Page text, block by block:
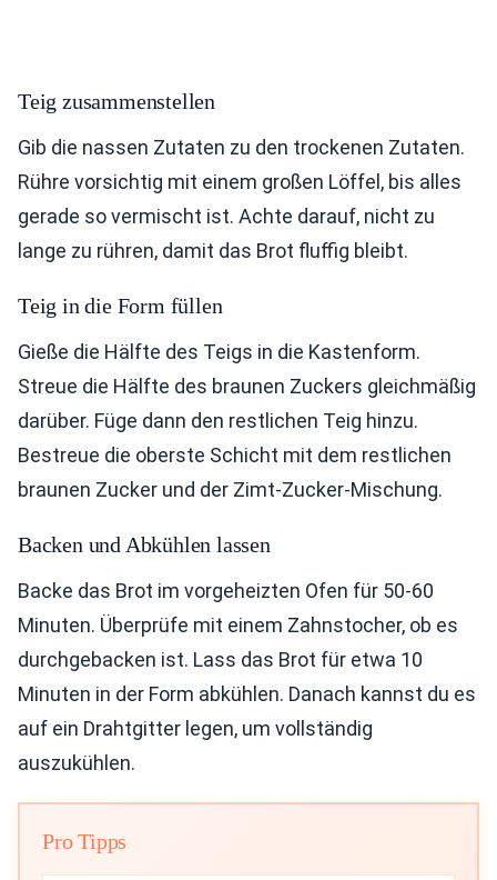
Teig zusammenstellen
Gib die nassen Zutaten zu den trockenen Zutaten.
Rühre vorsichtig mit einem großen Löffel, bis alles
gerade so vermischt ist. Achte darauf, nicht zu
lange zu rühren, damit das Brot fluffig bleibt.
Teig in die Form füllen
Gieße die Hälfte des Teigs in die Kastenform.
Streue die Hälfte des braunen Zuckers gleichmäßig
darüber. Füge dann den restlichen Teig hinzu.
Bestreue die oberste Schicht mit dem restlichen
braunen Zucker und der Zimt-Zucker-Mischung.
Backen und Abkühlen lassen
Backe das Brot im vorgeheizten Ofen für 50-60
Minuten. Überprüfe mit einem Zahnstocher, ob es
durchgebacken ist. Lass das Brot für etwa 10
Minuten in der Form abkühlen. Danach kannst du es
auf ein Drahtgitter legen, um vollständig
auszukühlen.
Pro Tipps